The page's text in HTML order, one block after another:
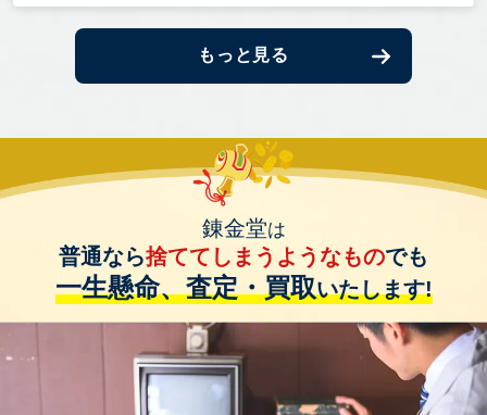
もっと見る
錬金堂は
普通なら捨ててしまうようなものでも
一生懸命、査定・買取いたします!